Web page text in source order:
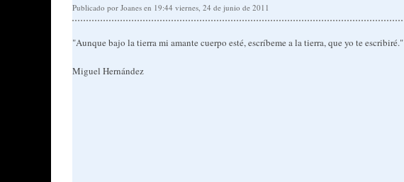
Publicado por Joanes en 19:44 viernes, 24 de junio de 2011
"Aunque bajo la tierra mi amante cuerpo esté, escríbeme a la tierra, que yo te escribiré."
Miguel Hernández